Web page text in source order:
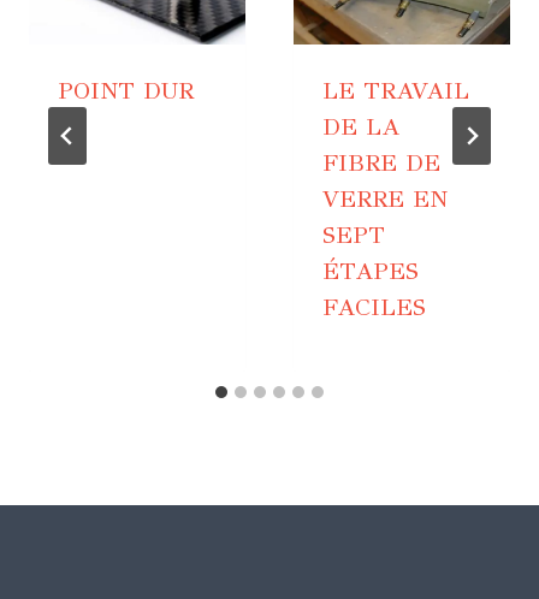
POINT DUR
LE TRAVAIL
DE LA
FIBRE DE
VERRE EN
SEPT
ÉTAPES
FACILES